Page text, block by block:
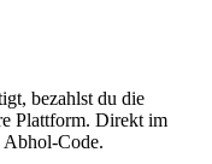
bezahlst du die
Plattform. Direkt im
Abhol-Code.